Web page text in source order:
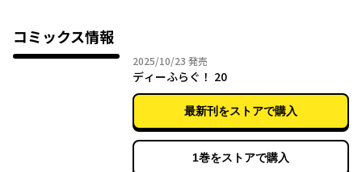
コミックス情報
2025/10/23 2025年10月23日
発売
ディーふらぐ！ 20
最新刊をストアで購入
1巻をストアで購入